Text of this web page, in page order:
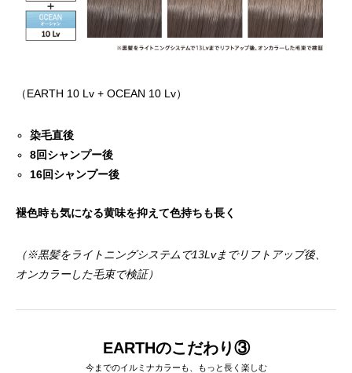
（EARTH 10 Lv + OCEAN 10 Lv）
染毛直後
8回シャンプー後
16回シャンプー後
褪色時も気になる黄味を抑えて色持ちも長く
（※黒髪をライトニングシステムで13Lvまでリフトアップ後、
オンカラーした毛束で検証）
EARTHのこだわり③
今までのイルミナカラーも、もっと長く楽しむ